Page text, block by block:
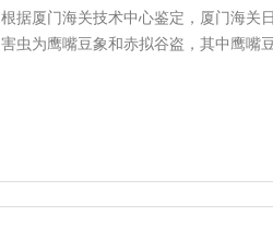
根据厦门海关技术中心鉴定，厦门海关
害虫为鹰嘴豆象和赤拟谷盗，其中鹰嘴